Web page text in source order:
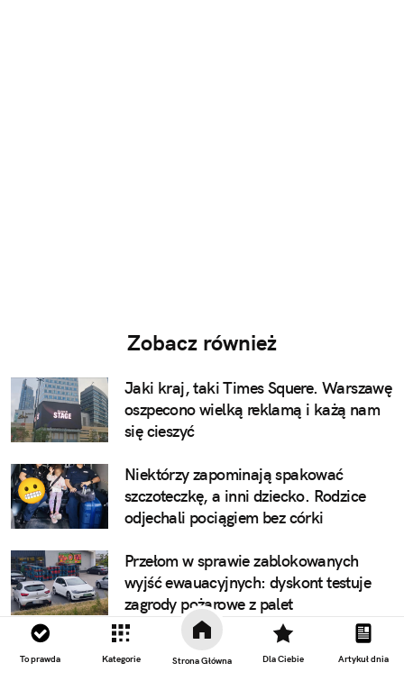
To prawda Kategorie Strona Główna Dla Ciebie Artykuł dnia
Zobacz również
Jaki kraj, taki Times Squere. Warszawę
oszpecono wielką reklamą i każą nam
się cieszyć
Niektórzy zapominają spakować
szczoteczkę, a inni dziecko. Rodzice
odjechali pociągiem bez córki
Przełom w sprawie zablokowanych
wyjść ewauacyjnych: dyskont testuje
zagrody pożarowe z palet
Na Warmii i Mazurach wytną tysiące
drzew przy drodze, bo kierowcy lubią